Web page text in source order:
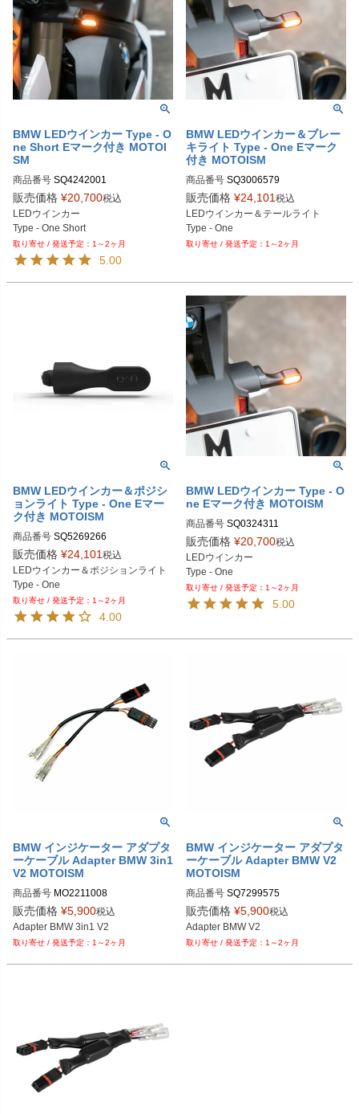
BMW LEDウインカー Type - O
ne Short Eマーク付き MOTOI
SM
商品番号
販売価格 ¥20,700税込
LEDウインカー
Type - One Short
1～2ヶ月
5.00
BMW LEDウインカー＆ブレー
キライト Type - One Eマーク
付き MOTOISM
商品番号
販売価格 ¥24,101 税込
LEDウインカー＆テールライト
Type - One
1～2ヶ月
BMW LEDウインカー＆ポジシ
ョンライト Type - One Eマー
ク付き MOTOISM
商品番号
販売価格 ¥24,101 税込
LEDウインカー＆ポジションライト
Type - One
1～2ヶ月
4.00
BMW LEDウインカー Type - O
ne Eマーク付き MOTOISM
商品番号
販売価格 ¥20,700税込
LEDウインカー
Type - One
1～2ヶ月
5.00
BMW インジケーター アダプタ
ーケーブル Adapter BMW 3in1
V2 MOTOISM
商品番号
販売価格 ¥5,900税込
1～2ヶ月
BMW インジケーター アダプタ
ーケーブル Adapter BMW V2
MOTOISM
商品番号
販売価格 ¥5,900税込
1～2ヶ月